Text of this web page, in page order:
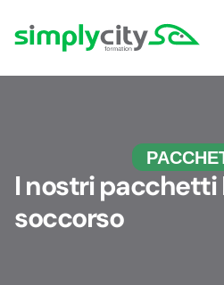
Simplycity
I nostri pacchetti
soccorso